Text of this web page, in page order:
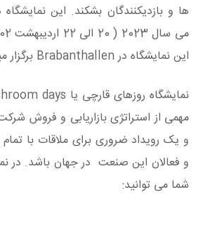
این نمایشگاه در Brabanthallen برگزار میگردد.
مهمی از استراتژی بازاریابی و فروش
و یک رویداد ضروری برای ملاقات با
و فعالان این صنعت در جهان باشد. در
شما می توانید: